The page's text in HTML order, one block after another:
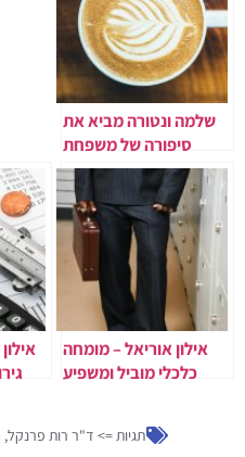
שלמה ונטורה מביא את
סיפורה של משפחת
ונטורה
אילון אוריאל – מומחה
כלכלי מוביל ומשפיע
תגיות => ד"ר רות פרנקל,